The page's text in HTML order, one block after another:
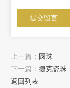
上一篇： 圆珠
返回列表
下一篇：捷克瓷珠